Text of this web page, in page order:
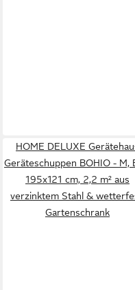
HOME DELUXE
Geräteschuppen BOHIO - M,
195x121 cm, 2,2 m² aus
verzinktem Stahl &
Gartenschrank